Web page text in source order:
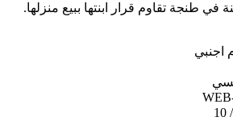
في طنجة تقاوم قرار ابنتها ببيع منزلها.
اجنبي